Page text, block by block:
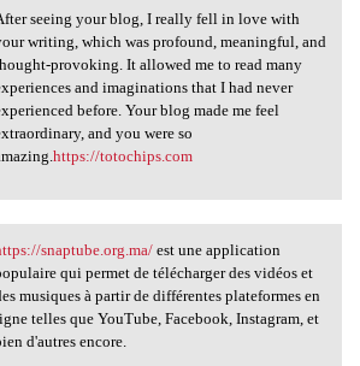
seeing your blog, I
seeing your blog, I really fell in love with
writing, which was profound, meaningful, and
provoking. It allowed me to read many
and imaginations that I had never
before. Your blog made me feel
and you were so
https://totochips.com
snaptube.org.ma/ est
snaptube.org.ma/est une application
qui permet de télécharger des vidéos et
musiques à partir de différentes plateformes en
telles que YouTube, Facebook, Instagram, et
d'autres encore.